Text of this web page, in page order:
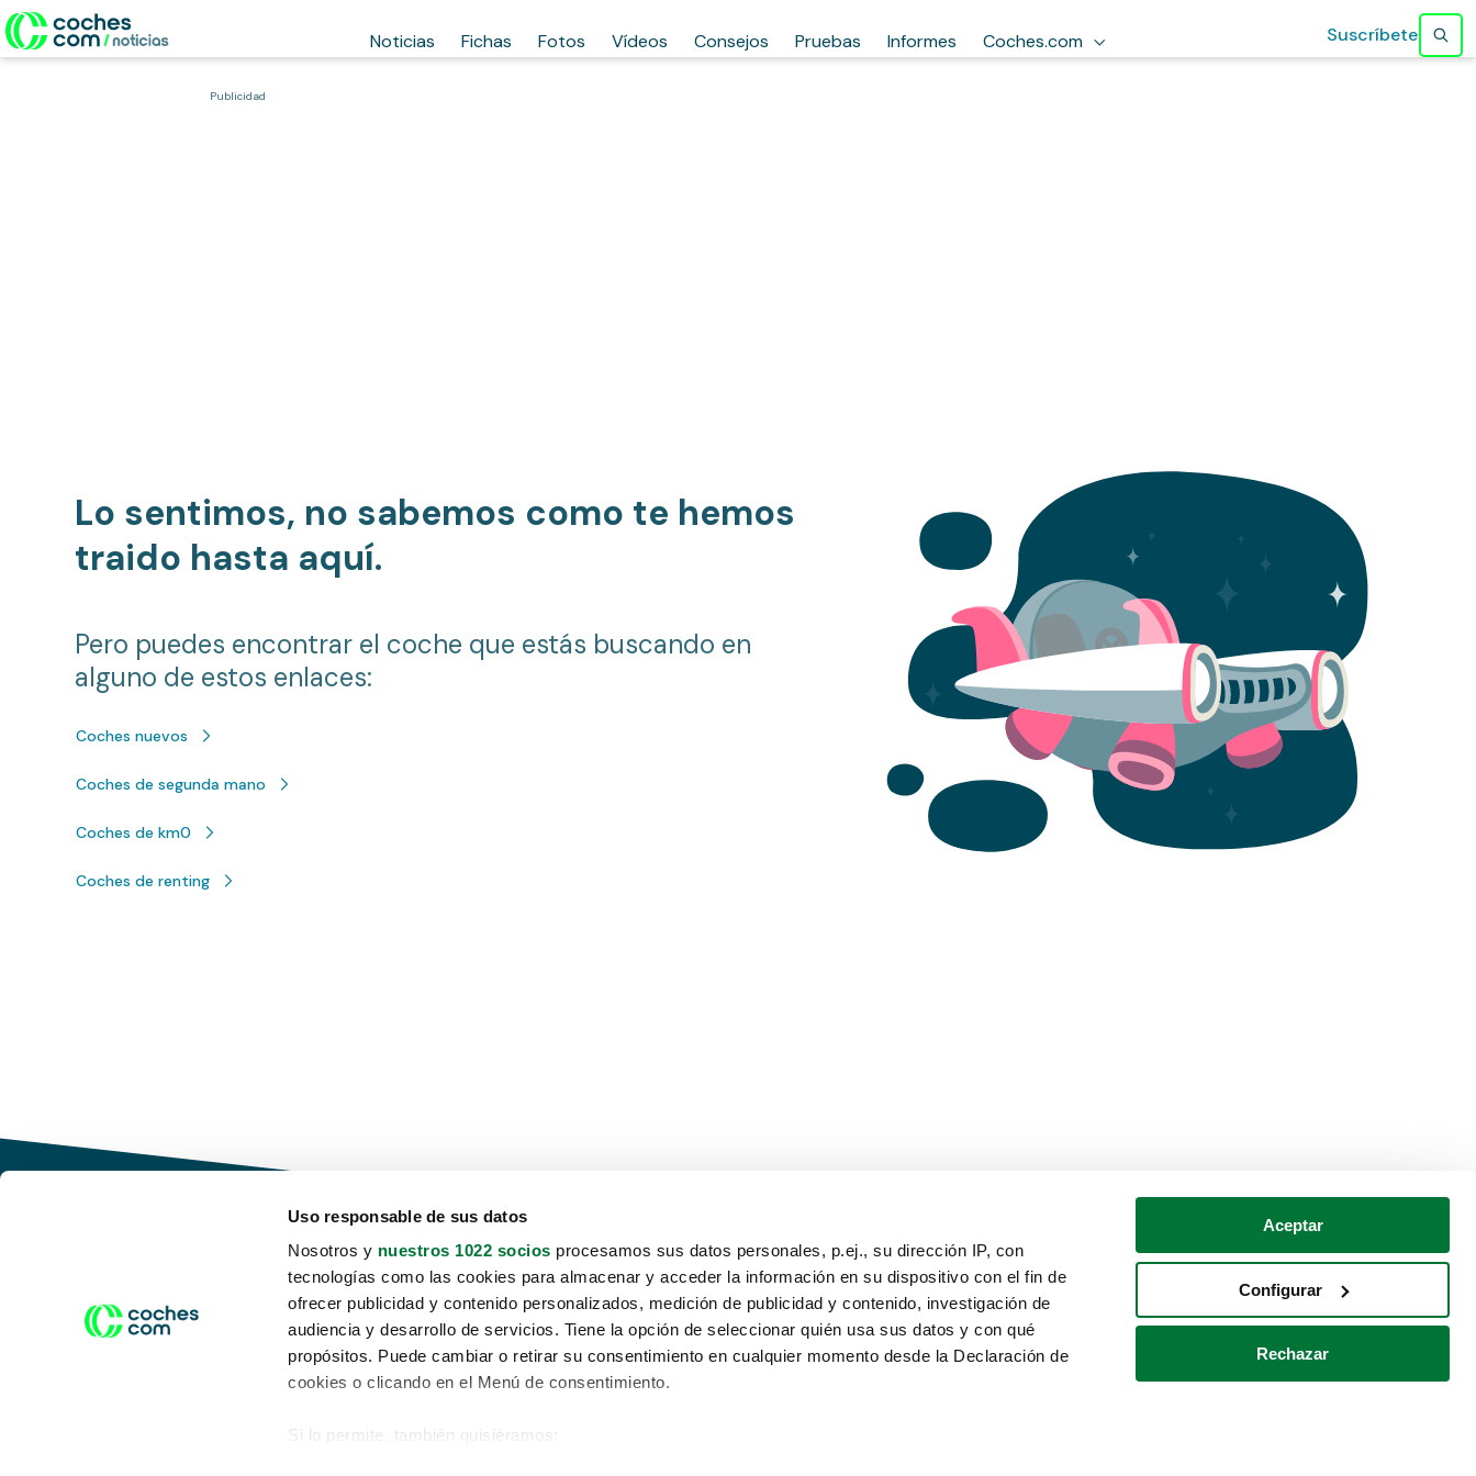
Uso responsable de sus datos
Nosotros y nuestros 1022 socios procesamos sus datos personales, p.ej., su dirección IP, con
tecnologías como las cookies para almacenar y acceder la información en su dispositivo con el fin de
ofrecer publicidad y contenido personalizados, medición de publicidad y contenido, investigación de
audiencia y desarrollo de servicios. Tiene la opción de seleccionar quién usa sus datos y con qué
propósitos. Puede cambiar o retirar su consentimiento en cualquier momento desde la Declaración de
cookies o clicando en el Menú de consentimiento.
Si lo permite, también quisiéramos:
Aceptar
Configurar
Rechazar
Noticias Fichas Fotos Vídeos Consejos Pruebas Informes Coches.com Suscríbete
Publicidad
Lo sentimos, no sabemos como te hemos
traido hasta aquí.
Pero puedes encontrar el coche que estás buscando en
alguno de estos enlaces:
Coches nuevos
Coches de segunda mano
Coches de km0
Coches de renting
Conduce tu futuro,
desata tu movilidad